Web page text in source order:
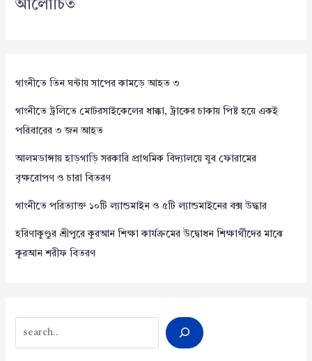
আলোচিত
গাংনীতে তিন ঘন্টায় সাপের কামড়ে আহত ৩
গাংনীতে ট্রলিতে মোটরসাইকেলের ধাক্কা, ট্রাকের চাকায় পিষ্ট হয়ে একই
পরিবারের ৩ জন আহত
আলমডাঙ্গায় হাড়গাড়ি সরকারি প্রাথমিক বিদ্যালয়ে যুব ফোরামের
বৃক্ষরোপণ ও চারা বিতরণ
গাংনীতে পরিত্যাক্ত ১০টি ল্যান্ডমাইন ও ৫টি ল্যান্ডমাইনের বক্স উদ্ধার
হরিণাকুণ্ডুর শ্রীপুরে কুরআন শিক্ষা কার্যক্রমের উদ্বোধন শিক্ষার্থীদের মাঝে
কুরআন শরীফ বিতরণ